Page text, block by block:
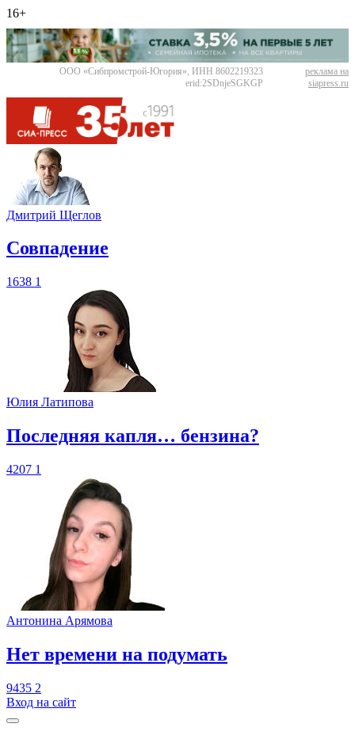
16+
ООО «Сибпромстрой-Югория», ИНН 8602219323
erid:2SDnjeSGKGP
реклама на
siapress.ru
Дмитрий Щеглов
​Совпадение
1638 1
Юлия Латипова
​Последняя капля… бензина?
4207 1
Антонина Арямова
​Нет времени на подумать
9435 2
Вход на сайт